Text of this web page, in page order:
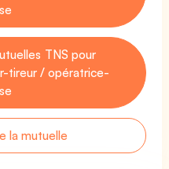
TNS pour
tireur / opératrice-
la mutuelle